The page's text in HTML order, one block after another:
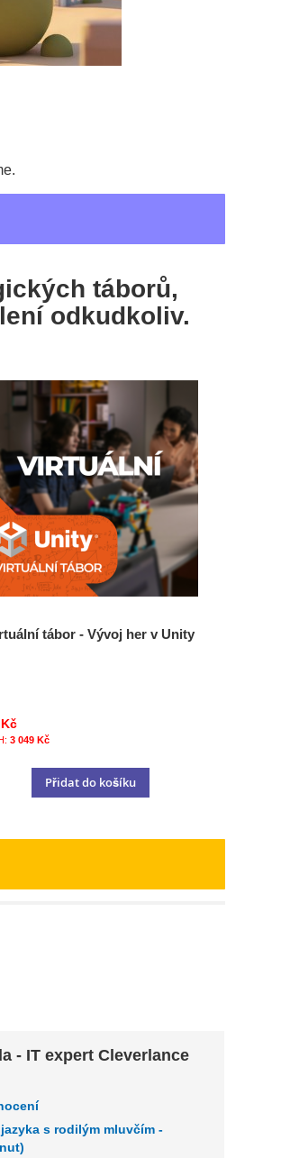
táborů,
odkudkoliv.
tábor - Vývoj her v Unity
3 049 Kč
Přidat do košíku
- IT expert Cleverlance
s rodilým mluvčím -